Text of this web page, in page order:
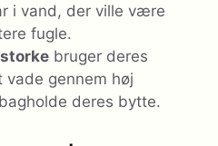
i vand, der ville være
fugle.
storke bruger deres
vade gennem høj
deres bytte.